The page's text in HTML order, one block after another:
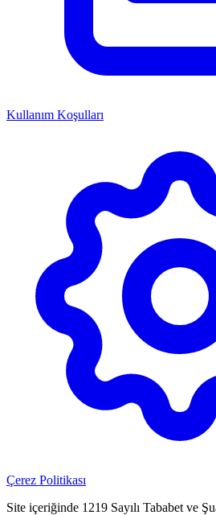
Kullanım Koşulları
Çerez Politikası
Site içeriğinde 1219 Sayılı Tababet ve